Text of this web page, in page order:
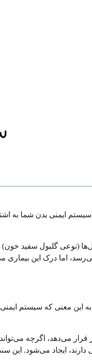
ایمنی بدن شما به
معنی که سیستم
بالغ بین 30 تا 50 سال را تحت